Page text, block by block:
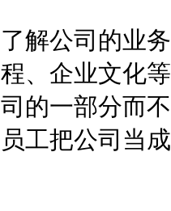
了解公司的业
程、企业文化
司的一部分而
员工把公司当